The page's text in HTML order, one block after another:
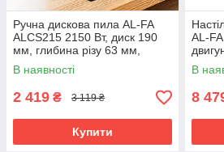
Ручна дискова пила AL-FA
ALCS215 2150 Вт, диск 190
мм, глибина різу 63 мм,
лазер
В наявності
2 419 ₴ 3 119 ₴
Купити
AL-
В
8